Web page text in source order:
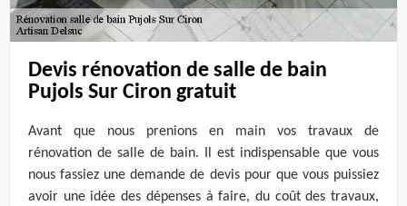
Devis rénovation de salle de bain
Pujols Sur Ciron gratuit
Avant que nous prenions en main vos travaux de
rénovation de salle de bain. Il est indispensable que vous
nous fassiez une demande de devis pour que vous puissiez
avoir une idée des dépenses à faire, du coût des travaux,